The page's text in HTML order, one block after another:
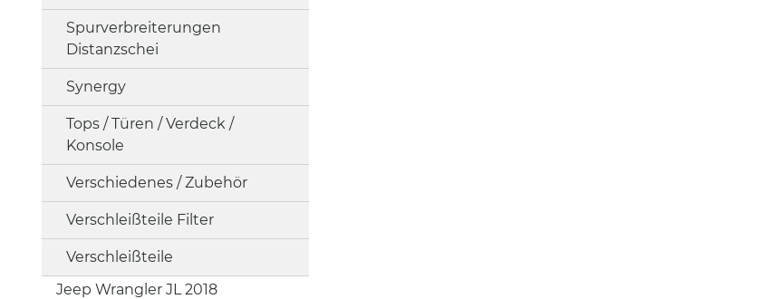
Spurverbreiterungen
Distanzschei
Synergy
Tops / Türen / Verdeck /
Konsole
Verschiedenes / Zubehör
Verschleißteile Filter
Verschleißteile
Jeep Wrangler JL 2018